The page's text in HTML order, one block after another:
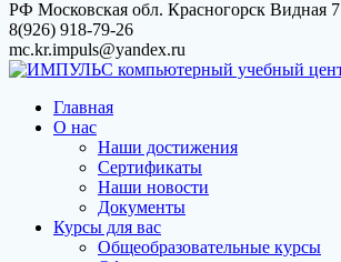
Перейти
к
контенту
РФ Московская обл. Красногорск Видная 7
8(926) 918-79-26
mc.kr.impuls@yandex.ru
Главная
О нас
Наши достижения
Сертификаты
Наши новости
Документы
Курсы для вас
Общеобразовательные курсы